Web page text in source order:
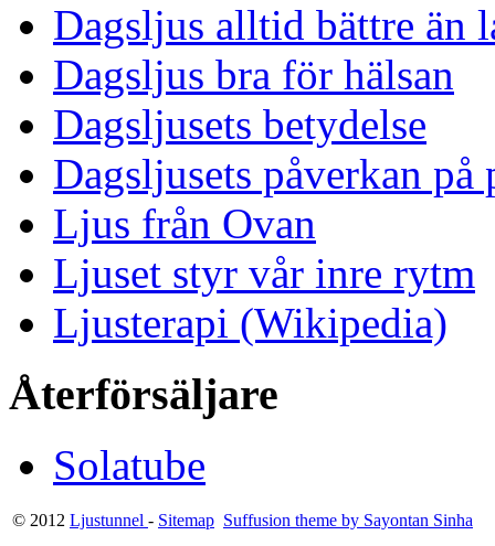
Dagsljus alltid bättre än
Dagsljus bra för hälsan
Dagsljusets betydelse
Dagsljusets påverkan på
Ljus från Ovan
Ljuset styr vår inre rytm
Ljusterapi (Wikipedia)
Återförsäljare
Solatube
© 2012 Ljustunnel - Sitemap Suffusion theme by Sayontan Sinha